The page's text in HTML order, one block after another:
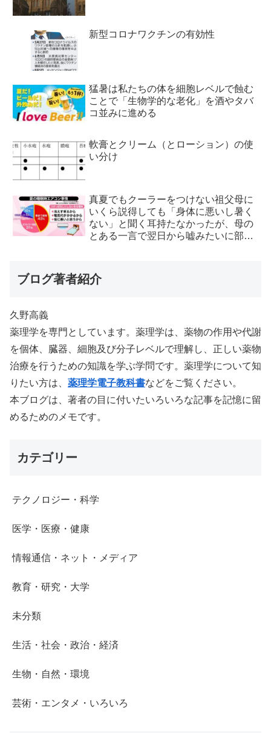
新型コロナワクチンの有効性
猛暑は私たちの体を細胞レベルで蝕む
ことで「生物学的な老化」を酒やタバ
コ並みに進める
軟膏とクリーム（とローション）の使
い分け
真夏でもクーラーをつけない祖父母に
いくら説得しても「身体に悪いし暑く
ない」と聞く耳持たなかったが、母の
とある一言で翌日から嘘みたいに部屋
ブログ著者紹介
久野高義
薬理学を専門としています。薬理学は、薬物の作用や代謝
を個体、臓器、細胞及び分子レベルで理解し、正しい薬物
治療を行うための知識を学ぶ学問です。薬理学について知
りたい方は、 薬理学電子教科書などをご覧ください。
本ブログは、著者の目に付いたいろいろな記事を記憶に留
めるためのメモです。
カテゴリー
テクノロジー・科学
医学・医療・健康
情報通信・ネット・メディア
教育・研究・大学
未分類
生活・社会・政治・経済
生物・自然・環境
芸術・エンタメ・いろいろ